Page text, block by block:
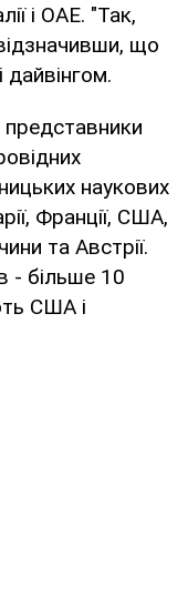
і ОАЕ. "Так,
що
представники
наукових
Франції, США,
та Австрії.
- більше 10
США і